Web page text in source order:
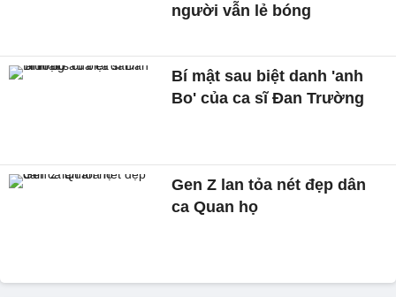
người vẫn lẻ bóng
Bí mật sau biệt danh 'anh
Bo' của ca sĩ Đan Trường
Gen Z lan tỏa nét đẹp dân
ca Quan họ